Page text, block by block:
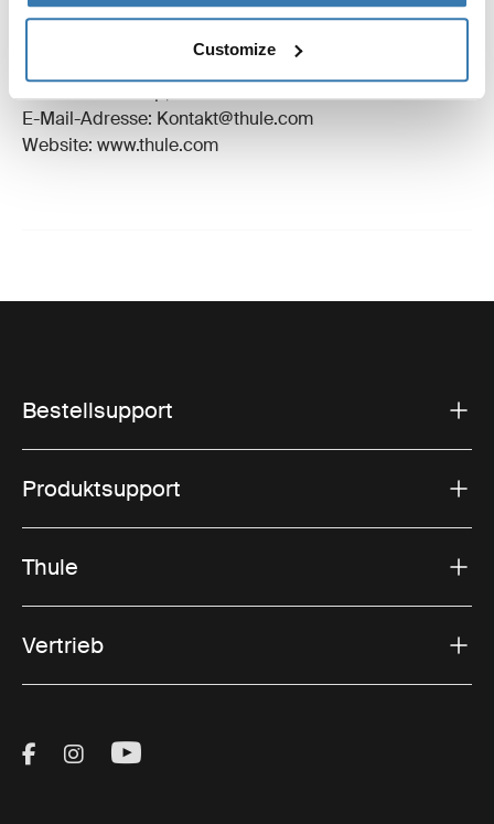
Customize
Eingetragenes Warenzeichen: Thule Schweden AB
Name des Herstellers: Thule Schweden
E-Mail-Adresse: Kontakt@thule.com
Website: www.thule.com
Bestellsupport
Produktsupport
Thule
Vertrieb
Visit Thule on Facebook (external link)
Visit Thule on Instagram (external link)
Visit Thule on Youtube (external